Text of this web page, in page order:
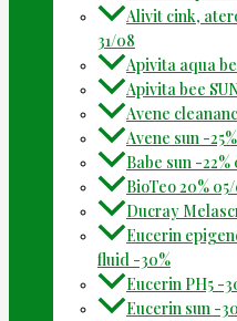
Alivit cink,
31/08
Apivita aqua
Apivita bee
Avene
Avene sun -
Babe sun -22%
BioTeo 20%
Ducray
Eucerin
fluid -30%
Eucerin PH5 -
Eucerin sun -